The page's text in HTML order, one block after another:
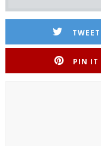
TWEET
PIN IT